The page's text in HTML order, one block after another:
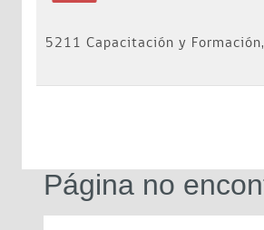
5211 Capacitación y
Página no